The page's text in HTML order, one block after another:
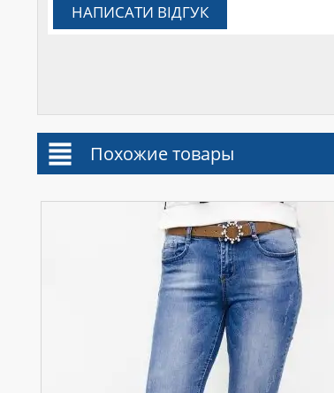
НАПИСАТИ ВІДГУК
Похожие товары